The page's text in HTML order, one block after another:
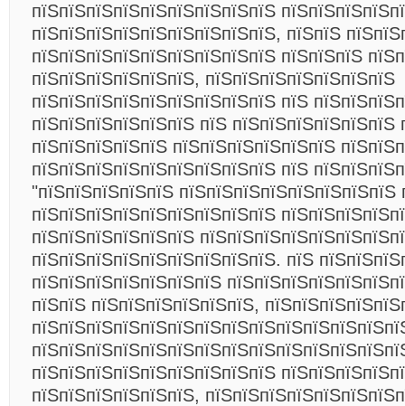
пїЅпїЅпїЅпїЅпїЅпїЅпїЅпїЅпїЅ
пїЅпїЅпїЅпїЅпїЅпїЅпїЅпїЅпїЅ, пїЅпїЅ
пїЅпїЅпїЅпїЅпїЅпїЅпїЅпїЅпїЅ пїЅпїЅпїЅ
пїЅпїЅпїЅпїЅпїЅпїЅ, пїЅпїЅпїЅпїЅпїЅпїЅпїЅ
пїЅпїЅпїЅпїЅпїЅпїЅпїЅпїЅпїЅ пїЅ
пїЅпїЅпїЅпїЅпїЅпїЅ пїЅ пїЅпїЅпїЅпїЅпїЅпїЅ
пїЅпїЅпїЅпїЅпїЅ пїЅпїЅпїЅпїЅпїЅпїЅ
пїЅпїЅпїЅпїЅпїЅпїЅпїЅпїЅпїЅ пїЅ
"пїЅпїЅпїЅпїЅпїЅ пїЅпїЅпїЅпїЅпїЅпїЅпїЅпїЅ
пїЅпїЅпїЅпїЅпїЅпїЅпїЅпїЅпїЅ
пїЅпїЅпїЅпїЅпїЅпїЅ
пїЅпїЅпїЅпїЅпїЅпїЅпїЅпїЅпїЅ. пїЅ
пїЅпїЅпїЅпїЅпїЅпїЅпїЅ
пїЅпїЅ пїЅпїЅпїЅпїЅпїЅпїЅ,
пїЅпїЅпїЅпїЅпїЅпїЅпїЅпїЅпїЅ
пїЅпїЅпїЅпїЅпїЅпїЅ,